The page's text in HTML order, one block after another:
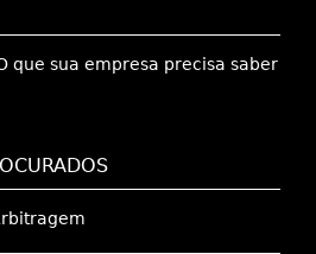
que sua empresa precisa saber